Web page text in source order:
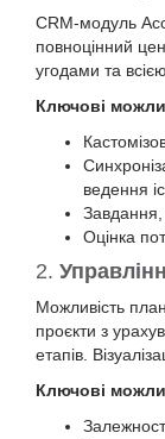
CRM-модуль
повноцінний
угодами та
Ключові
ведення
Завдання,
Оцінка
2.
Можливість
проєкти з
етапів.
Ключові